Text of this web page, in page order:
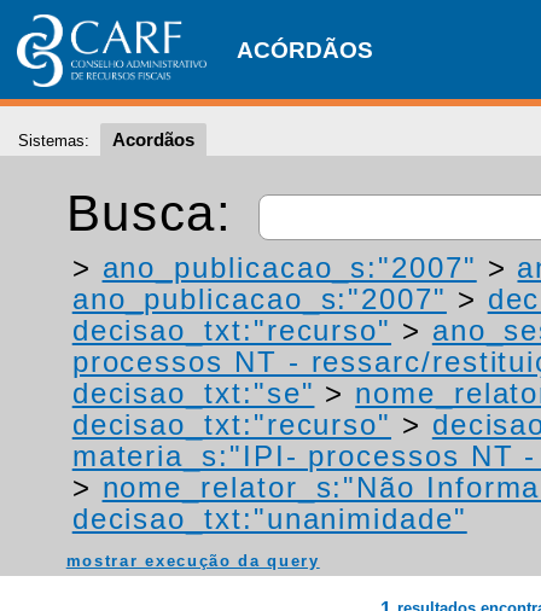
ACÓRDÃOS
Sistemas: Acordãos
Busca:
> ano_publicacao_s:"2007" >
ano_publicacao_s:"2007" >
decisao_txt:"recurso" >
processos NT - ressarc/
decisao_txt:"se" >
decisao_txt:"recurso" >
materia_s:"IPI- processos NT
> nome_relator_s:"Não
decisao_txt:"unanimidade"
mostrar execução da query